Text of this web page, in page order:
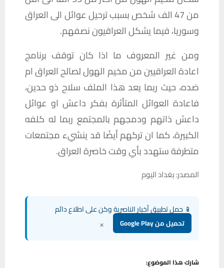
من
الف شخصبسببترحيلعوائل الىالعراق
وسوريا،فيمايشكلالعراقيوننصفهم.
ومن غير المعروف ما اذا كان توقف برنامج
اعادةالعراقيينمنمخيم الهوللصالحالعراقام
ضده، حيث ربما يعد هذا الملف سلاح ذو حدين،
فاعادة العوائل المتأثرة بفكر داعش او عوائل
داعش ذاتهم ودمجهم بالمجتمع ربما له كلفه
الكبيرة، كما انتركهمأيضًا قدينشيءمجتمعات
متطرفةستهددبأيوقتخاصرةالعراق.
المصدر: بغداد اليوم
📱 حمل تطبيق أخبار الناصرية وكن على اطلاع دائم
تحميل من Google Play ×
شارك هذا الموضوع: